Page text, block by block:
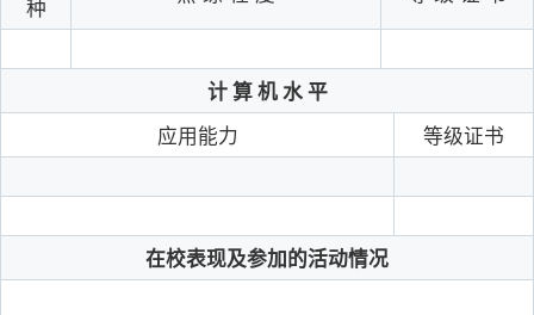
种
计 算 机 水 平
应用能力
等级证书
在校表现及参加的活动情况